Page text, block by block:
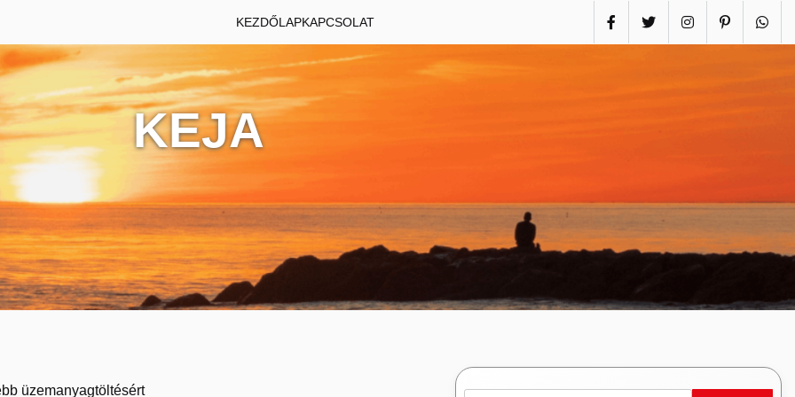
KEZDŐLAPKAPCSOLAT
KEJA
üzemanyagtöltésért